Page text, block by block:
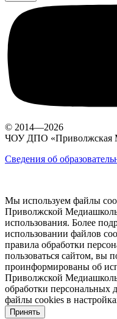
© 2014—2026
ЧОУ ДПО «Приволжская
Сведения об
Мы используем файлы
Приволжской
использования. Более
использовании файлов
правила обработки
пользоваться сайтом, вы
проинформированы об
Приволжской
обработки
файлы cookies в
Принять